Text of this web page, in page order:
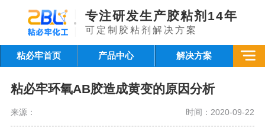
专注研发生产胶粘剂14年
可定制胶粘剂解决方案
粘必牢首页 产品中心 解决方案
粘必牢环氧AB胶造成黄变的原因分析
来源： 时间：2020-09-22